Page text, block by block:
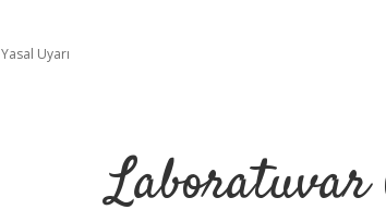
Yasal Uyarı